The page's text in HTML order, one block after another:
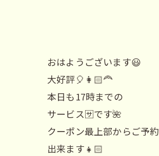
おはようございます😃
大好評🎈👩🏻‍🦰
本日も17時までの
サービス🈂️です🌺
クーポン最上部からご予約
出来ます👧🏻